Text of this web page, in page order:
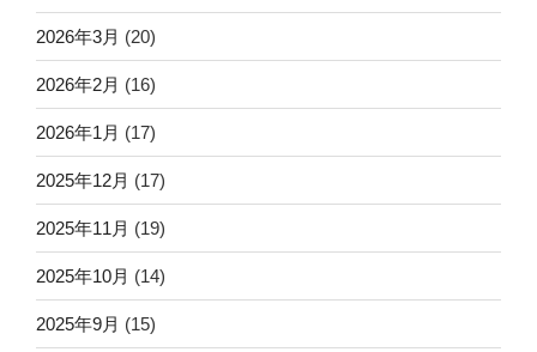
2026年3月 (20)
2026年2月 (16)
2026年1月 (17)
2025年12月 (17)
2025年11月 (19)
2025年10月 (14)
2025年9月 (15)